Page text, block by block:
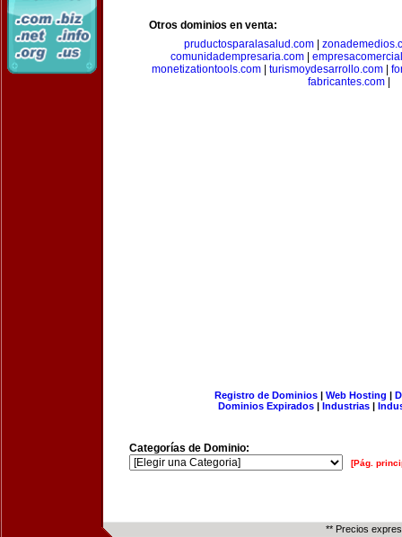
Otros dominios en venta:
pruductosparalasalud.com|
comunidadempresaria.com
monetizationtools.com| turismoydesarrollo.com|
fabricantes.com
Registro de Dominios| Web Hosting |
Dominios Expirados | Industrias |
Categorías de Dominio:
[Pág.
** Precios